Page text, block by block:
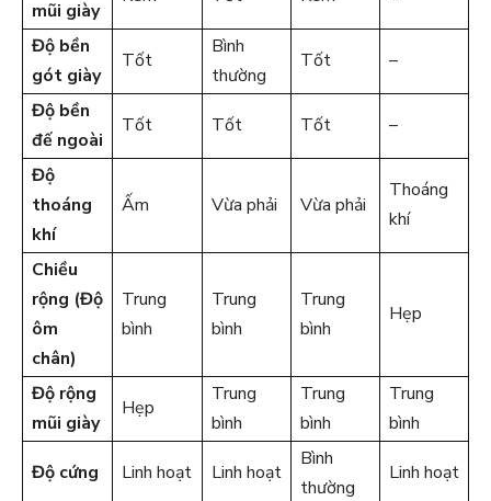
mũi giày
Độ bền
gót giày
Tốt
Bình
thường
Tốt –
Độ bền
đế ngoài
Tốt Tốt Tốt –
Độ
thoáng
khí
Ấm Vừa phải Vừa phải
Thoáng
khí
Chiều
rộng (Độ
ôm
chân)
Trung
bình
Trung
bình
Trung
bình
Hẹp
Độ rộng
mũi giày
Hẹp
Trung
bình
Trung
bình
Trung
bình
Độ cứng Linh hoạt Linh hoạt
Bình
thường
Linh hoạt